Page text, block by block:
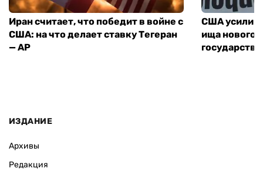
Иран считает, что победит в войне с
США: на что делает ставку Тегеран
— AP
США
ища нового
ИЗДАНИЕ
Архивы
Редакция